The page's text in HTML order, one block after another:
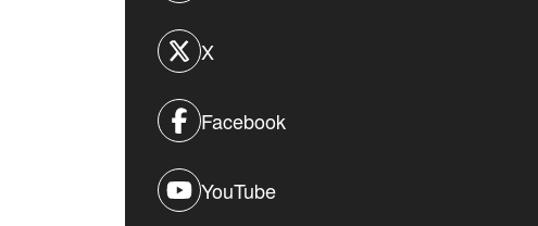
X
Facebook
YouTube